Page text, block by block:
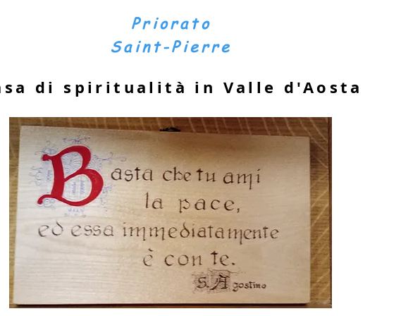
Priorato
Saint-Pierre
di spiritualità in Valle d'Aosta